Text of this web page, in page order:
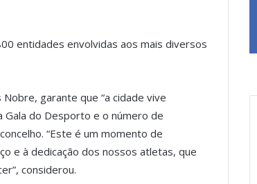
entidades envolvidas aos mais diversos
garante que “a cidade vive
do Desporto e o número de
“Este é um momento de
e à dedicação dos nossos atletas, que
considerou.